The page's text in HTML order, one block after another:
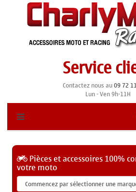
Service
Contactez nous au09 72
Lun - Ven 9h-11H
Pièces et accessoires 100%
votre moto